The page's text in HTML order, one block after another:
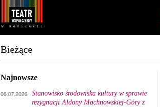
Bieżące
Najnowsze
06.07.2026 Stanowisko środowiska kultury w sprawie
rezygnacji Aldony Machnowskiej-Góry z